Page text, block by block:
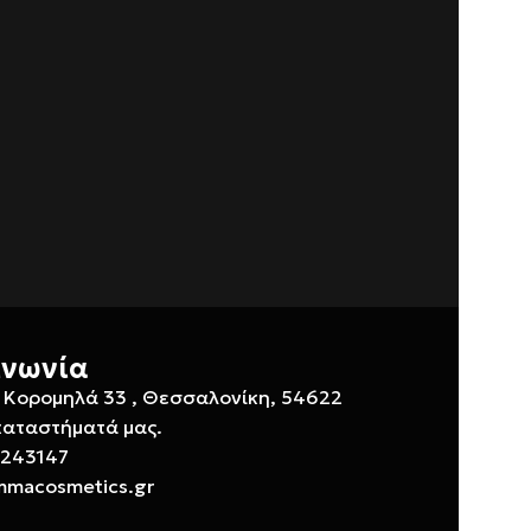
Κορομηλά 33 , Θεσσαλονίκη, 54622
μας.